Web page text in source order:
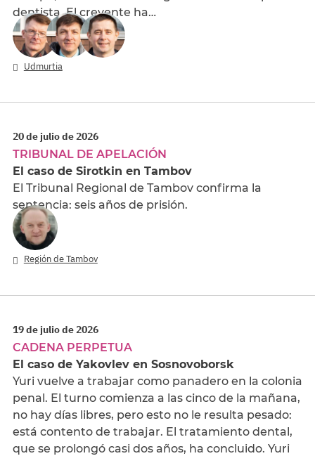
dentista. El creyente ha…
Udmurtia
20 de julio de 2026
TRIBUNAL DE APELACIÓN
El caso de Sirotkin en Tambov
El Tribunal Regional de Tambov confirma la
sentencia: seis años de prisión.
Región de Tambov
19 de julio de 2026
CADENA PERPETUA
El caso de Yakovlev en Sosnovoborsk
Yuri vuelve a trabajar como panadero en la colonia
penal. El turno comienza a las cinco de la mañana,
no hay días libres, pero esto no le resulta pesado:
está contento de trabajar. El tratamiento dental,
que se prolongó casi dos años, ha concluido. Yuri